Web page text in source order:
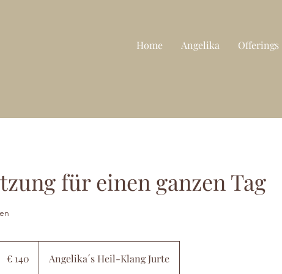
Home Angelika Offerings
für einen ganzen Tag
€ 140 Angelika´s Heil-Klang Jurte